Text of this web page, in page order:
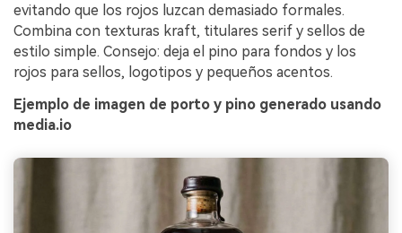
evitando que los rojos luzcan demasiado formales.
Combina con texturas kraft, titulares serif y sellos de
estilo simple. Consejo: deja el pino para fondos y los
rojos para sellos, logotipos y pequeños acentos.
Ejemplo de imagen de porto y pino generado usando
media.io